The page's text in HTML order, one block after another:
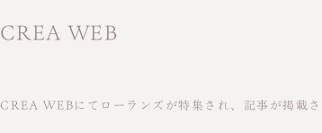
CREA WEB
CREA WEBにてローランズが特集され、記事が掲載さ